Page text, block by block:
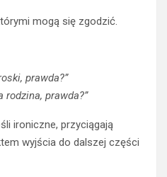
mogą się zgodzić.
prawda?”
rodzina, prawda?”
ironiczne, przyciągają
wyjścia do dalszej części